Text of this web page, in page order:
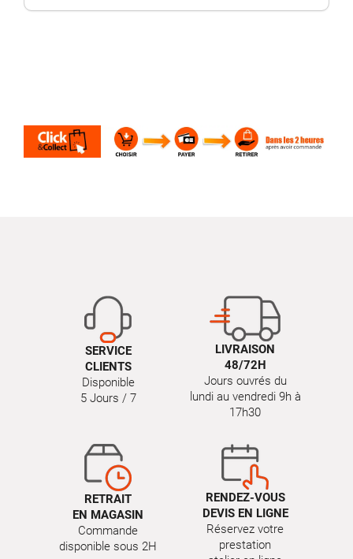
SERVICE
CLIENTS
Disponible
5 Jours / 7
LIVRAISON
48/72H
Jours ouvrés du
lundi au vendredi 9h à
17h30
RETRAIT
EN MAGASIN
Commande
disponible sous 2H
RENDEZ-VOUS
DEVIS EN LIGNE
Réservez votre
prestation